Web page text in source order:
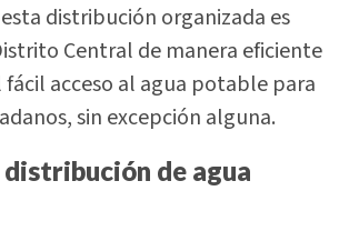
distribución organizada es
Central de manera eficiente
acceso al agua potable para
sin excepción alguna.
de agua